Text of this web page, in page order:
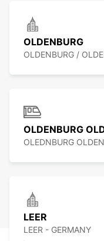
OLDENBURG
OLDENBURG /
OLDENBURG
OLEDNBURG
LEER
LEER - GERMANY